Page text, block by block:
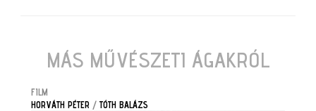
MÁS MŰVÉSZETI ÁGAKRÓL
FILM
HORVÁTH PÉTER / TÓTH BALÁZS